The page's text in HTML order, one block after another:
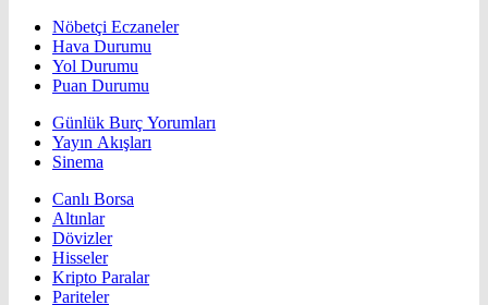
Nöbetçi Eczaneler
Hava Durumu
Yol Durumu
Puan Durumu
Günlük Burç Yorumları
Yayın Akışları
Sinema
Canlı Borsa
Altınlar
Dövizler
Hisseler
Kripto Paralar
Pariteler